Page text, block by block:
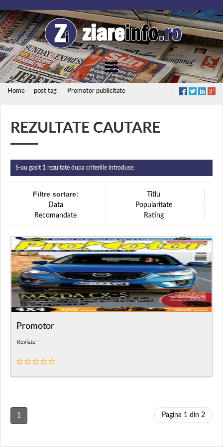
Home post tag Promotor publicitate
REZULTATE CAUTARE
S-au gasit 1 rezultate dupa criteriile introduse.
Filtre sortare:
Titlu
Data
Popularitate
Recomandate
Rating
Promotor
Reviste
1 Pagina 1 din 2